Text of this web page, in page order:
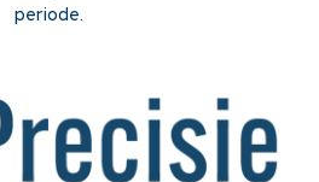
periode.